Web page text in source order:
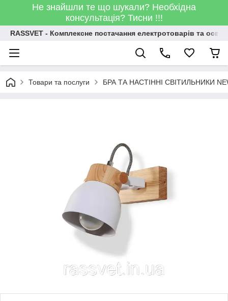
Не знайшли те що шукали? Необхідна
консультація? Тисни !!!
RASSVET - Комплексне постачання електротоварів та
Товари та послуги БРА ТА НАСТІННІ СВІТИЛЬНИКИ